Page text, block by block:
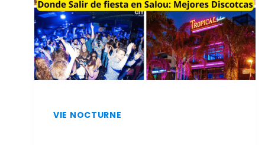
VIE NOCTURNE